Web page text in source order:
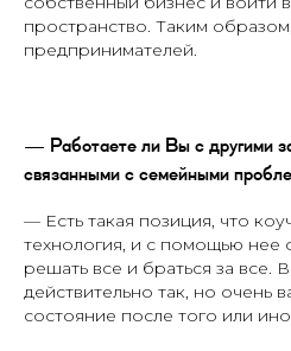
пространство. Таким
предпринимателей.
— Работаете ли Вы с другими
связанными с семейными
— Есть такая позиция, что
технология, и с помощью нее
решать все и браться за все.
действительно так, но очень
состояние после того или